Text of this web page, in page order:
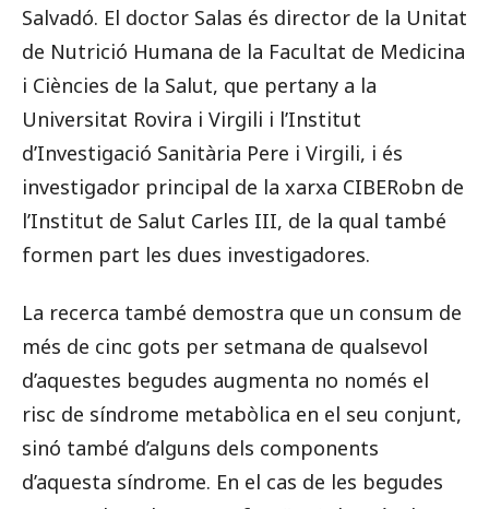
Salvadó. El doctor Salas és director de la Unitat
de Nutrició Humana de la Facultat de Medicina
i Ciències de la Salut, que pertany a la
Universitat Rovira i Virgili i l’Institut
d’Investigació Sanitària Pere i Virgili, i és
investigador principal de la xarxa CIBERobn de
l’Institut de Salut Carles III, de la qual també
formen part les dues investigadores.
La recerca també demostra que un consum de
més de cinc gots per setmana de qualsevol
d’aquestes begudes augmenta no només el
risc de síndrome metabòlica en el seu conjunt,
sinó també d’alguns dels components
d’aquesta síndrome. En el cas de les begudes